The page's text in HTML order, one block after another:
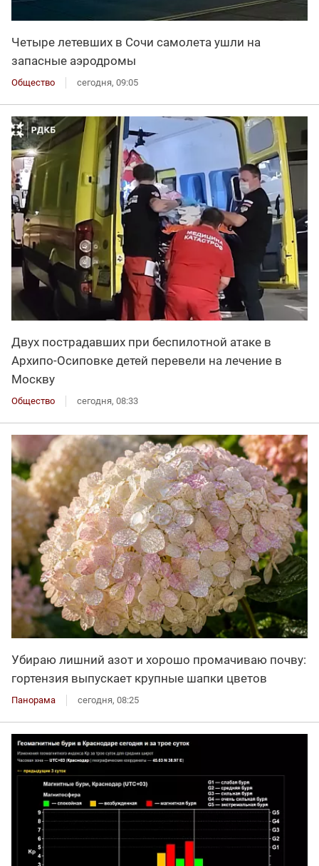
Четыре летевших в Сочи самолета ушли на
запасные аэродромы
Общество сегодня, 09:05
Двух пострадавших при беспилотной атаке в
Архипо-Осиповке детей перевели на лечение в
Москву
Общество сегодня, 08:33
Убираю лишний азот и хорошо промачиваю почву:
гортензия выпускает крупные шапки цветов
Панорама сегодня, 08:25